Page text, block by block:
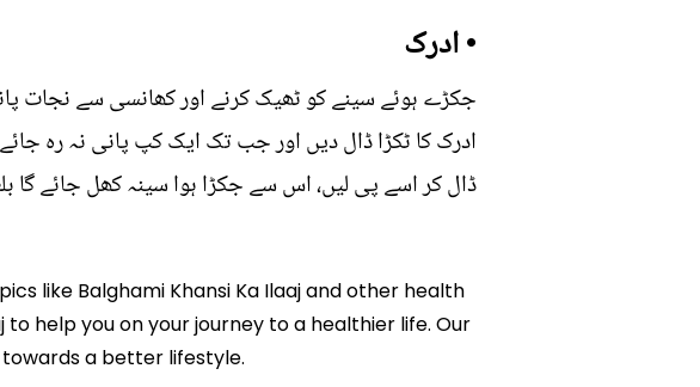
• ادرک
جکڑے ہوئے سینے کو ٹھیک کرنے اور کھانسی سے نجات
ادرک کا ٹکڑا ڈال دیں اور جب تک ایک کپ پانی نہ رہ
ڈال کر اسے پی لیں، اس سے جکڑا ہوا سینہ کھل جائے گا
like Balghami Khansi Ka Ilaaj and other health
help you on your journey to a healthier life. Our
a better lifestyle.